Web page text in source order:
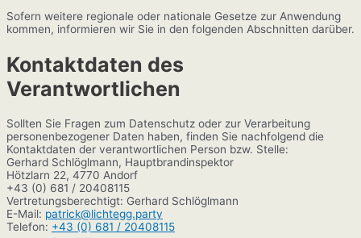
Sofern weitere regionale oder nationale Gesetze zur Anwendung
kommen, informieren wir Sie in den folgenden Abschnitten darüber.
Kontaktdaten des
Verantwortlichen
Sollten Sie Fragen zum Datenschutz oder zur Verarbeitung
personenbezogener Daten haben, finden Sie nachfolgend die
Kontaktdaten der verantwortlichen Person bzw. Stelle:
Gerhard Schlöglmann, Hauptbrandinspektor
Hötzlarn 22, 4770 Andorf
+43 (0) 681 / 20408115
Vertretungsberechtigt: Gerhard Schlöglmann
E-Mail: patrick@lichtegg.party
Telefon: +43 (0) 681 / 20408115